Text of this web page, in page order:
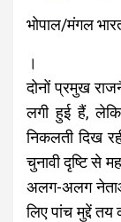
भोपाल/मंगल
।
दोनों प्रमुख
लगी हुई हैं,
निकलती दिख
चुनावी दृष्टि से
अलग-अलग नेताओं
लिए पांच मुद्दें